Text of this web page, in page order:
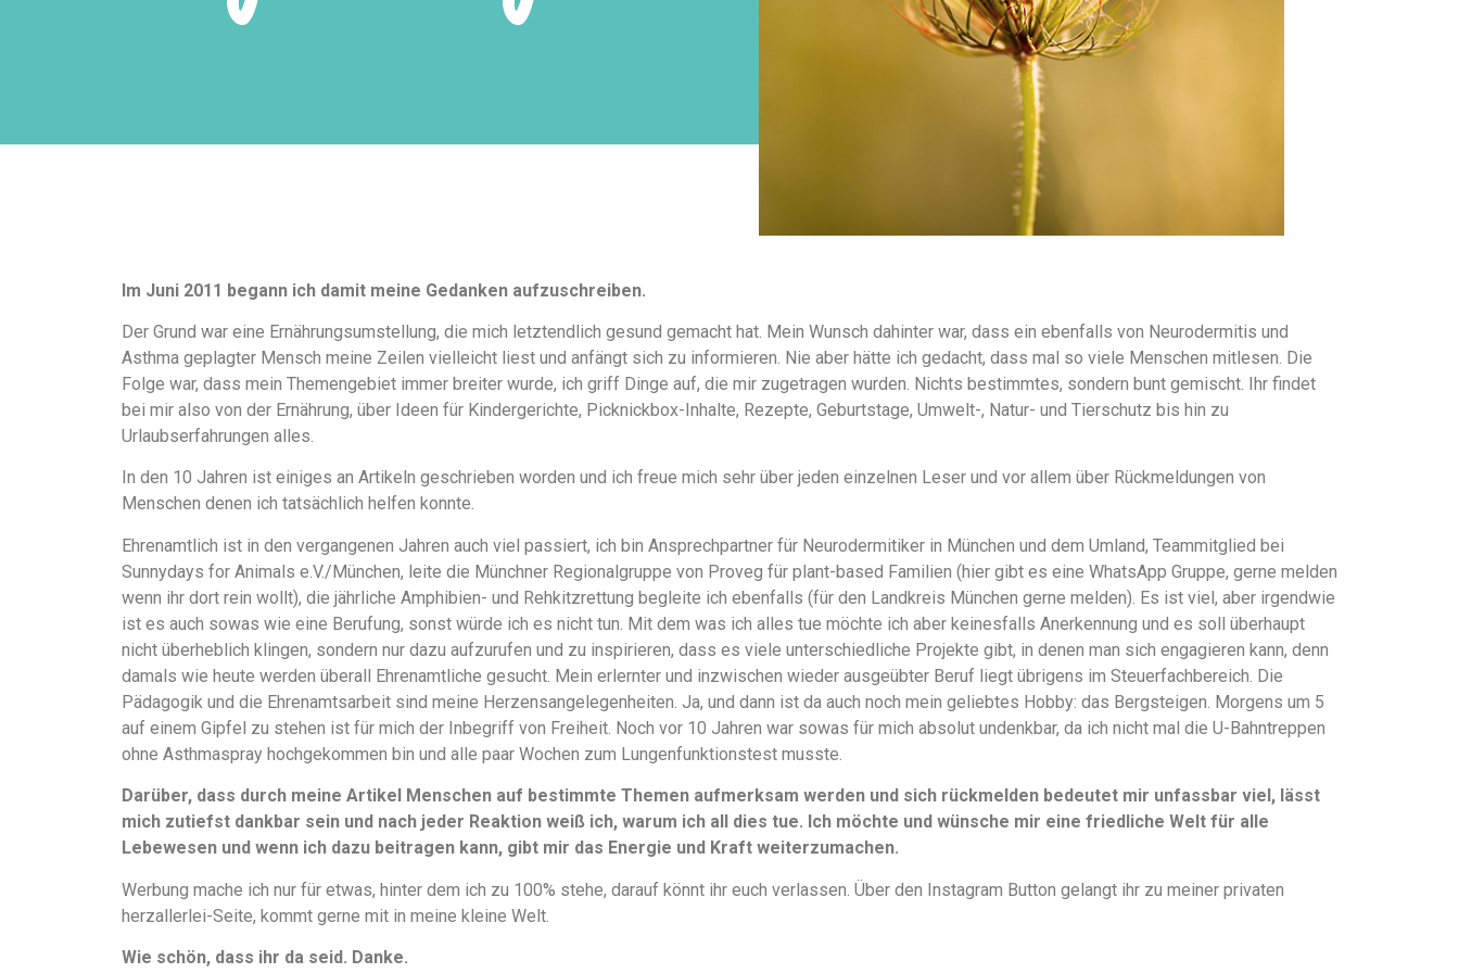
Im Juni 2011 begann ich damit meine Gedanken aufzuschreiben.
Der Grund war eine Ernährungsumstellung, die mich letztendlich gesund gemacht hat. Mein Wunsch dahinter war, dass ein ebenfalls von Neurodermitis und
Asthma geplagter Mensch meine Zeilen vielleicht liest und anfängt sich zu informieren. Nie aber hätte ich gedacht, dass mal so viele Menschen mitlesen. Die
Folge war, dass mein Themengebiet immer breiter wurde, ich griff Dinge auf, die mir zugetragen wurden. Nichts bestimmtes, sondern bunt gemischt. Ihr findet
bei mir also von der Ernährung, über Ideen für Kindergerichte, Picknickbox-Inhalte, Rezepte, Geburtstage, Umwelt-, Natur- und Tierschutz bis hin zu
Urlaubserfahrungen alles.
In den 10 Jahren ist einiges an Artikeln geschrieben worden und ich freue mich sehr über jeden einzelnen Leser und vor allem über Rückmeldungen von
Menschen denen ich tatsächlich helfen konnte.
Ehrenamtlich ist in den vergangenen Jahren auch viel passiert, ich bin Ansprechpartner für Neurodermitiker in München und dem Umland, Teammitglied bei
Sunnydays for Animals e.V./München, leite die Münchner Regionalgruppe von Proveg für plant-based Familien (hier gibt es eine WhatsApp Gruppe, gerne melden
wenn ihr dort rein wollt), die jährliche Amphibien- und Rehkitzrettung begleite ich ebenfalls (für den Landkreis München gerne melden). Es ist viel, aber irgendwie
ist es auch sowas wie eine Berufung, sonst würde ich es nicht tun. Mit dem was ich alles tue möchte ich aber keinesfalls Anerkennung und es soll überhaupt
nicht überheblich klingen, sondern nur dazu aufzurufen und zu inspirieren, dass es viele unterschiedliche Projekte gibt, in denen man sich engagieren kann, denn
damals wie heute werden überall Ehrenamtliche gesucht. Mein erlernter und inzwischen wieder ausgeübter Beruf liegt übrigens im Steuerfachbereich. Die
Pädagogik und die Ehrenamtsarbeit sind meine Herzensangelegenheiten. Ja, und dann ist da auch noch mein geliebtes Hobby: das Bergsteigen. Morgens um 5
auf einem Gipfel zu stehen ist für mich der Inbegriff von Freiheit. Noch vor 10 Jahren war sowas für mich absolut undenkbar, da ich nicht mal die U-Bahntreppen
ohne Asthmaspray hochgekommen bin und alle paar Wochen zum Lungenfunktionstest musste.
Darüber, dass durch meine Artikel Menschen auf bestimmte Themen aufmerksam werden und sich rückmelden bedeutet mir unfassbar viel, lässt
mich zutiefst dankbar sein und nach jeder Reaktion weiß ich, warum ich all dies tue. Ich möchte und wünsche mir eine friedliche Welt für alle
Lebewesen und wenn ich dazu beitragen kann, gibt mir das Energie und Kraft weiterzumachen.
Werbung mache ich nur für etwas, hinter dem ich zu 100% stehe, darauf könnt ihr euch verlassen. Über den Instagram Button gelangt ihr zu meiner privaten
herzallerlei-Seite, kommt gerne mit in meine kleine Welt.
Wie schön, dass ihr da seid. Danke.